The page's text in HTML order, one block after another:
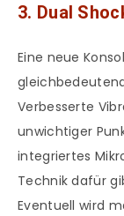
3. Dual
Eine neue
Verbesserte
unwichtiger
integriertes
Technik dafür
Eventuell wird